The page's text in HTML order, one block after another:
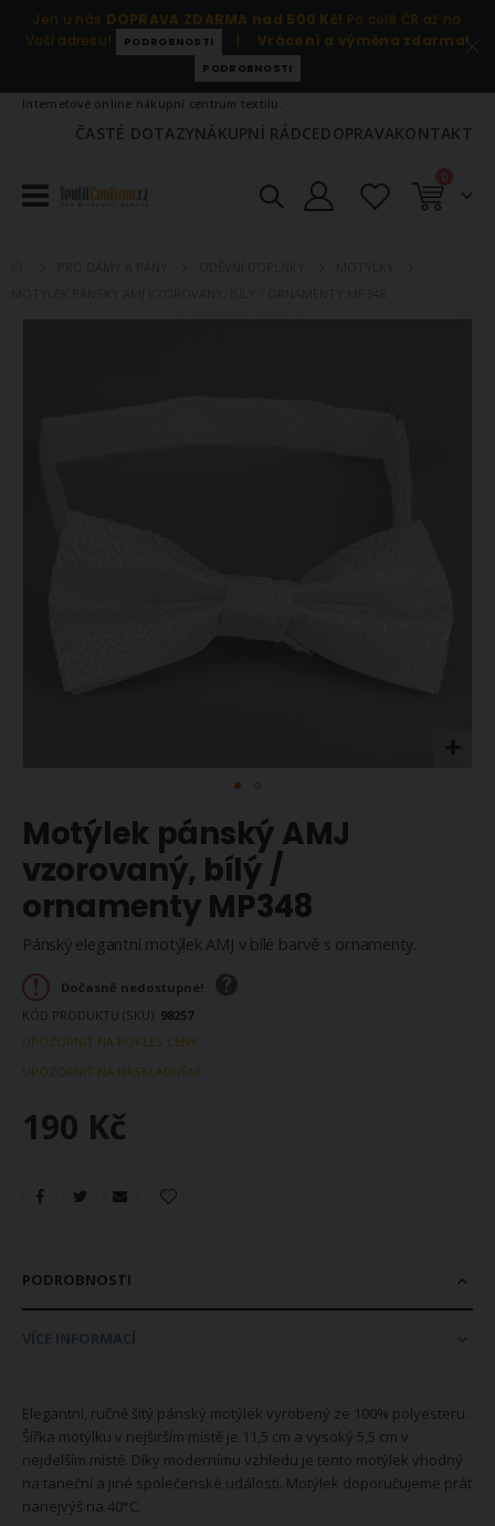
Jen u nás DOPRAVA ZDARMA nad 500 Kč! Po celé ČR až na
Vaši adresu!
PODROBNOSTI | Vrácení a výměna zdarma!
PODROBNOSTI
Internetové online nákupní centrum textilu.
ČASTÉ DOTAZYNÁKUPNÍ RÁDCEDOPRAVAKONTAKT
Košík
0položky
na
začátek
galerie
s
obrázky
Motýlek pánský AMJ
vzorovaný, bílý /
ornamenty MP348
Pánský elegantní motýlek AMJ v bílé barvě s ornamenty.
Dočasně nedostupné!
KÓD PRODUKTU (SKU) 98257
UPOZORNIT NA POKLES CENY
UPOZORNIT NA NASKLADNĚNÍ
190 Kč
PODROBNOSTI
Elegantní, ručně šitý pánský motýlek vyrobený ze 100% polyesteru.
Šířka motýlku v nejširším místě je 11,5 cm a vysoký 5,5 cm v
nejdelším místě. Díky modernímu vzhledu je tento motýlek vhodný
na taneční a jiné společenské události. Motýlek doporučujeme prát
nanejvýš na 40°C.